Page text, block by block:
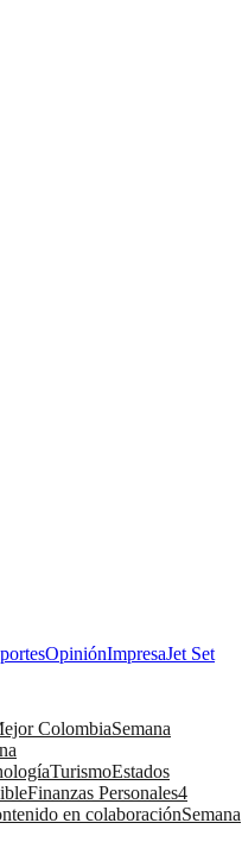
OpiniónImpresaJet Set
ColombiaSemana
TurismoEstados
Finanzas Personales4
en colaboraciónSemana